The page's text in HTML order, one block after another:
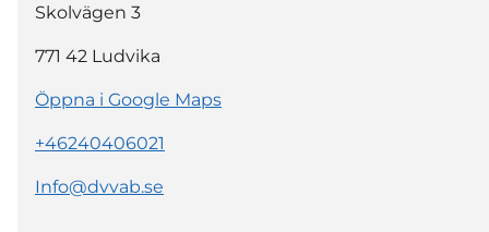
Skolvägen 3
771 42 Ludvika
Öppna i Google Maps
+46240406021
Info@dvvab.se